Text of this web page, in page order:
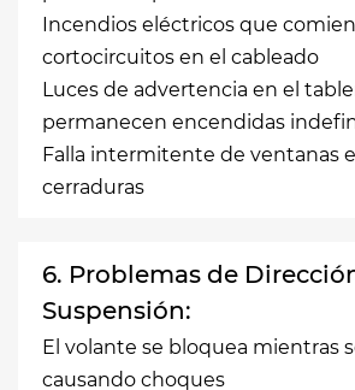
Incendios eléctricos que
cortocircuitos en el cableado
Luces de advertencia en el
permanecen encendidas
Falla intermitente de ventanas
cerraduras
6. Problemas de
Suspensión:
El volante se bloquea mientras
causando choques